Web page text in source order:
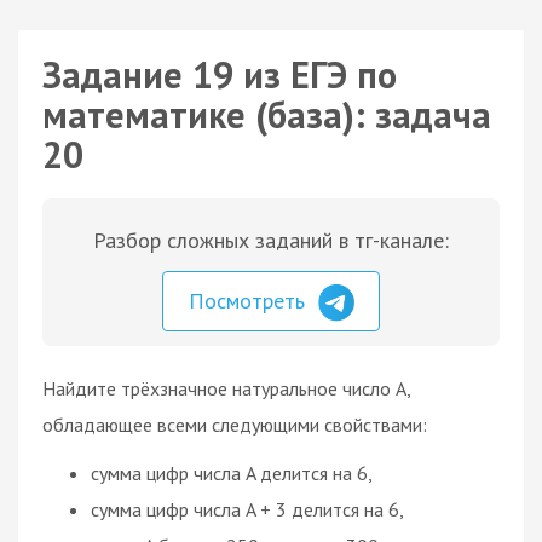
Задание 19 из ЕГЭ по
математике (база): задача
20
Разбор сложных заданий в тг-канале:
Посмотреть
Найдите трёхзначное натуральное число A,
обладающее всеми следующими свойствами:
сумма цифр числа A делится на 6,
сумма цифр числа A + 3 делится на 6,